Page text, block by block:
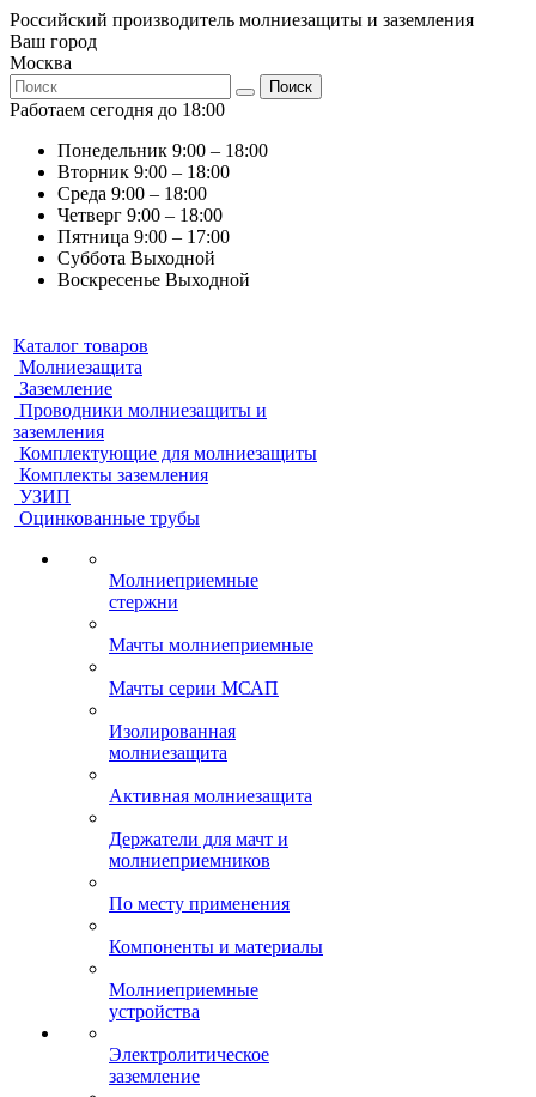
Российский производитель молниезащиты и заземления
Ваш город
Москва
Поиск
Работаем сегодня до 18:00
Понедельник 9:00 – 18:00
Вторник 9:00 – 18:00
Среда 9:00 – 18:00
Четверг 9:00 – 18:00
Пятница 9:00 – 17:00
Суббота Выходной
Воскресенье Выходной
Каталог товаров
Молниезащита
Заземление
Проводники молниезащиты и
заземления
Комплектующие для молниезащиты
Комплекты заземления
УЗИП
Оцинкованные трубы
Молниеприемные
стержни
Мачты молниеприемные
Мачты серии МСАП
Изолированная
молниезащита
Активная молниезащита
Держатели для мачт и
молниеприемников
По месту применения
Компоненты и материалы
Молниеприемные
устройства
Электролитическое
заземление